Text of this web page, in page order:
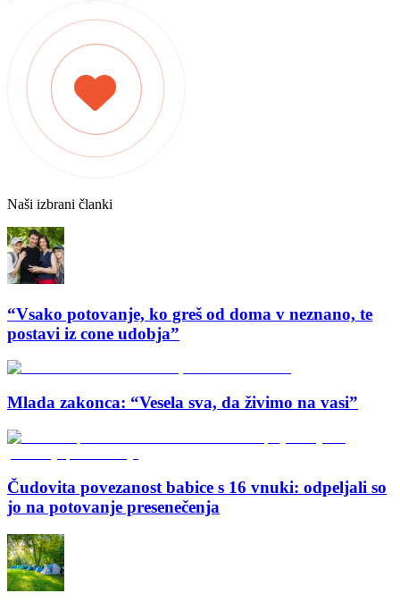
Naši izbrani članki
“Vsako potovanje, ko greš od doma v neznano, te
postavi iz cone udobja”
Mlada zakonca: “Vesela sva, da živimo na vasi”
Čudovita povezanost babice s 16 vnuki: odpeljali so
jo na potovanje presenečenja